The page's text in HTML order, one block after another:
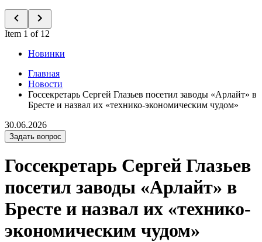
Item 1 of 12
Новинки
Главная
Новости
Госсекретарь Сергей Глазьев посетил заводы «Арлайт» в
Бресте и назвал их «технико-экономическим чудом»
30.06.2026
Задать вопрос
Госсекретарь Сергей Глазьев
посетил заводы «Арлайт» в
Бресте и назвал их «технико-
экономическим чудом»